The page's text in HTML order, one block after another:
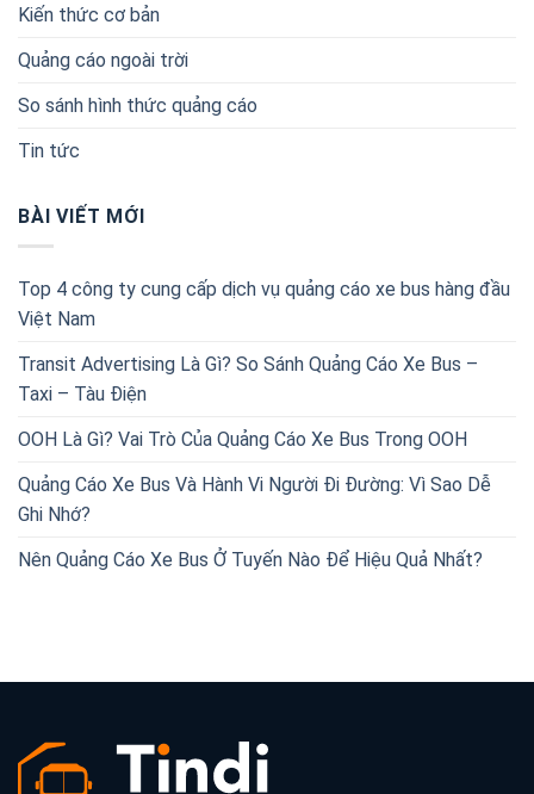
Kiến thức cơ bản
Quảng cáo ngoài trời
So sánh hình thức quảng cáo
Tin tức
BÀI VIẾT MỚI
Top 4 công ty cung cấp dịch vụ quảng cáo xe bus hàng đầu
Việt Nam
Transit Advertising Là Gì? So Sánh Quảng Cáo Xe Bus –
Taxi – Tàu Điện
OOH Là Gì? Vai Trò Của Quảng Cáo Xe Bus Trong OOH
Quảng Cáo Xe Bus Và Hành Vi Người Đi Đường: Vì Sao Dễ
Ghi Nhớ?
Nên Quảng Cáo Xe Bus Ở Tuyến Nào Để Hiệu Quả Nhất?